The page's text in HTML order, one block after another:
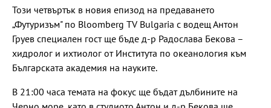
Този четвъртък в новия епизод на предаването
„Футуризъм" по Bloomberg TV Bulgaria с водещ Антон
Груев специален гост ще бъде д-р Радослава Бекова –
хидролог и ихтиолог от Института по океанология към
Българската академия на науките.
В 21:00 часа темата на фокус ще бъдат дълбините на